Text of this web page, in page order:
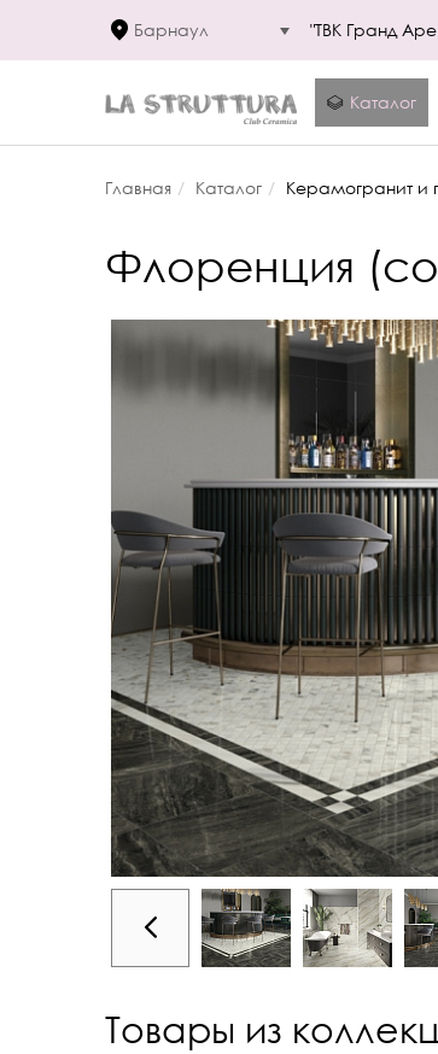
Барнаул "ТВК Гранд
Каталог
Главная Каталог Керамогранит и
Флоренция
Товары из